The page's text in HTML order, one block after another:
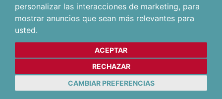
personalizar las interacciones de marketing, para
mostrar anuncios que sean más relevantes para
usted.
ACEPTAR
RECHAZAR
CAMBIAR PREFERENCIAS